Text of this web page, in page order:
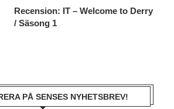
Recension: IT – Welcome to Derry
/ Säsong 1
PÅ SENSES NYHETSBREV!